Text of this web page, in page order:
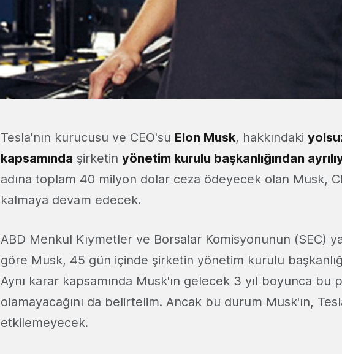
Tesla'nın kurucusu ve CEO'su Elon Musk, hakkındaki
kapsamında şirketin yönetim kurulu başkanlığından
adına toplam 40 milyon dolar ceza ödeyecek olan Musk,
kalmaya devam edecek.
ABD Menkul Kıymetler ve Borsalar Komisyonunun (SEC)
göre Musk, 45 gün içinde şirketin yönetim kurulu
Aynı karar kapsamında Musk'ın gelecek 3 yıl boyunca bu
olamayacağını da belirtelim. Ancak bu durum Musk'ın,
etkilemeyecek.